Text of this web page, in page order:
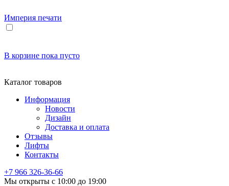
Империя печати
В корзине пока пусто
Каталог товаров
Информация
Новости
Дизайн
Доставка и оплата
Отзывы
Лифты
Контакты
+7 966 326-36-66
Мы открыты с 10:00 до 19:00